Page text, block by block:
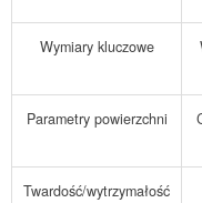
Wymiary kluczowe
Parametry powierzchni
Twardość/wytrzymałość